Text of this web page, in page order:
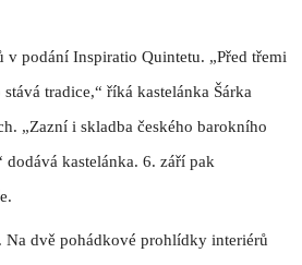
podání Inspiratio Quintetu. „Před třemi
tradice,“ říká kastelánka Šárka
„Zazní i skladba českého barokního
kastelánka. 6. září pak
Na dvě pohádkové prohlídky interiérů